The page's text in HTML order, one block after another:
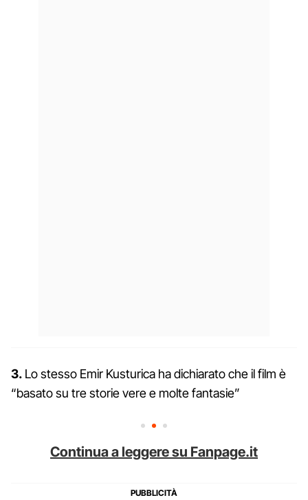
3. Lo stesso Emir Kusturica ha dichiarato che il film è
“basato su tre storie vere e molte fantasie”
Continua a leggere su Fanpage.it